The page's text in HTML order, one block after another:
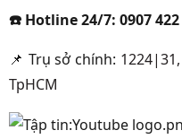
☎️ Hotline 24/7: 0907
📌 Trụ sở chính:
TpHCM